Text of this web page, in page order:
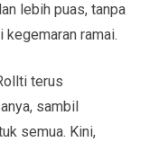
lebih puas, tanpa
kegemaran ramai.
terus
sambil
semua. Kini,